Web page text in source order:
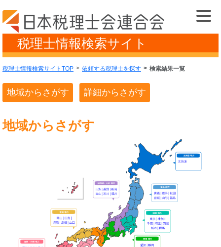
税理士情報検索サイト
税理士情報検索サイトTOP 依頼する税理士を探す 検索結果一覧
地域からさがす 詳細からさがす
地域からさがす